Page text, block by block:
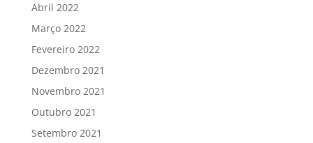
Abril 2022
Março 2022
Fevereiro 2022
Dezembro 2021
Novembro 2021
Outubro 2021
Setembro 2021